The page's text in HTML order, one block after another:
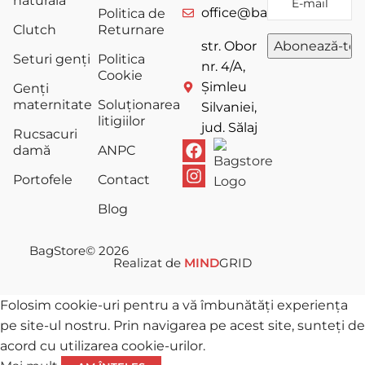
Clutch
Seturi genți
Genți
maternitate
Rucsacuri
damă
Portofele
Politica de
Returnare
Politica
Cookie
Soluționarea
litigiilor
ANPC
Contact
Blog
office@bagstore.ro
str. Obor
nr. 4/A,
Șimleu
Silvaniei,
jud. Sălaj
BagStore© 2026
Realizat de MINDGRID
Folosim cookie-uri pentru a vă îmbunătăți experiența
pe site-ul nostru. Prin navigarea pe acest site, sunteți de
acord cu utilizarea cookie-urilor.